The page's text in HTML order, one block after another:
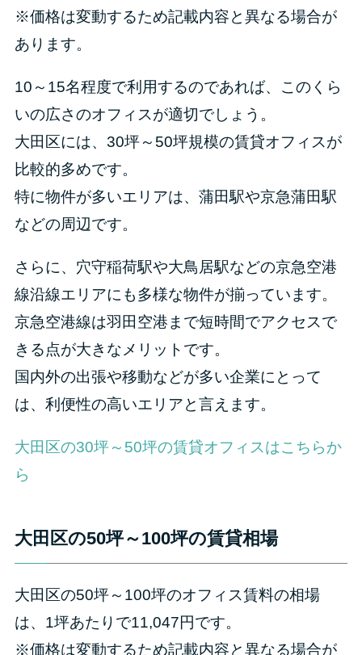
※価格は変動するため記載内容と異なる場合が
あります。
10～15名程度で利用するのであれば、このくら
いの広さのオフィスが適切でしょう。
大田区には、30坪～50坪規模の賃貸オフィスが
比較的多めです。
特に物件が多いエリアは、蒲田駅や京急蒲田駅
などの周辺です。
さらに、穴守稲荷駅や大鳥居駅などの京急空港
線沿線エリアにも多様な物件が揃っています。
京急空港線は羽田空港まで短時間でアクセスで
きる点が大きなメリットです。
国内外の出張や移動などが多い企業にとって
は、利便性の高いエリアと言えます。
大田区の30坪～50坪の賃貸オフィスはこちらか
ら
大田区の50坪～100坪の賃貸相場
大田区の50坪～100坪のオフィス賃料の相場
は、1坪あたりで11,047円です。
※価格は変動するため記載内容と異なる場合が